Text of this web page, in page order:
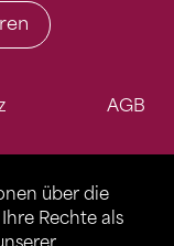
über die
Rechte als
AGB